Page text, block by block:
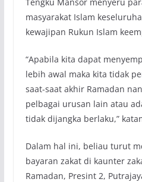
Tengku Mansor menyeru
masyarakat Islam
kewajipan Rukun Islam
“Apabila kita dapat
lebih awal maka kita tidak
saat-saat akhir Ramadan
pelbagai urusan lain atau
tidak dijangka berlaku,”
Dalam hal ini, beliau turut
bayaran zakat di kaunter
Ramadan, Presint 2,